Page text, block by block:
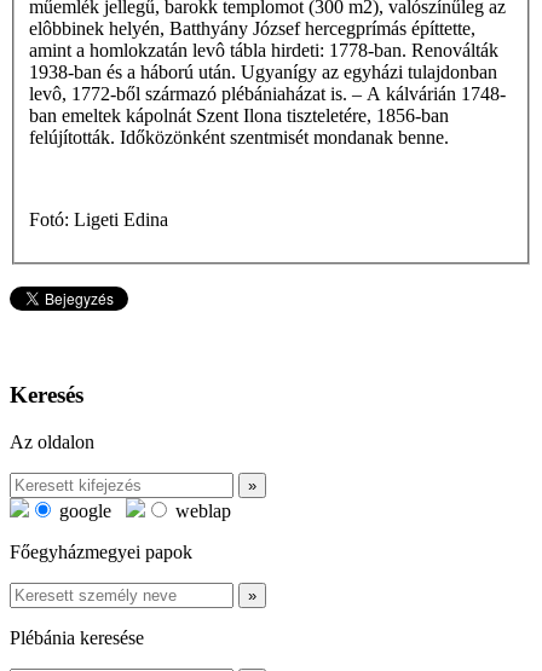
műemlék jellegű, barokk templomot (300 m2), valószínűleg az
elôbbinek helyén, Batthyány József hercegprímás építtette,
amint a homlokzatán levô tábla hirdeti: 1778-ban. Renoválták
1938-ban és a háború után. Ugyanígy az egyházi tulajdonban
levô, 1772-ből származó plébániaházat is. – A kálvárián 1748-
ban emeltek kápolnát Szent Ilona tiszteletére, 1856-ban
felújították. Időközönként szentmisét mondanak benne.
Fotó: Ligeti Edina
Keresés
Az oldalon
google
weblap
Főegyházmegyei papok
Plébánia keresése